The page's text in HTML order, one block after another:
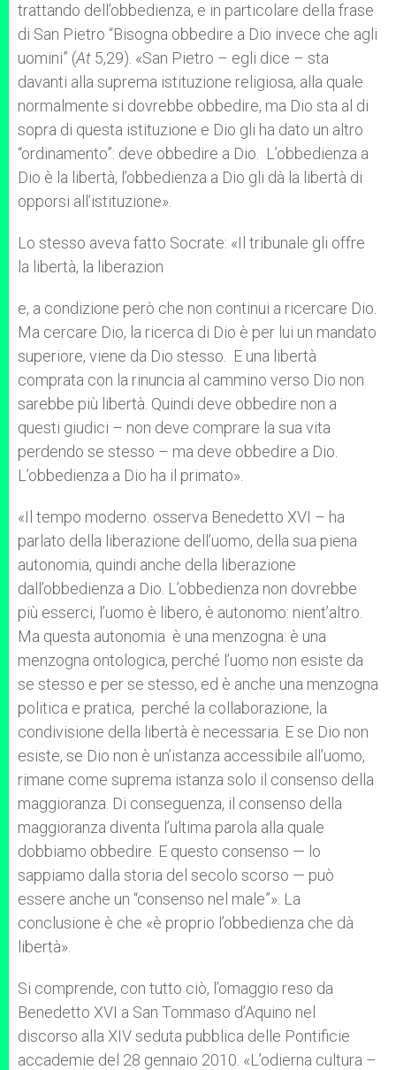
trattando dell’obbedienza, e in particolare della frase
di San Pietro “Bisogna obbedire a Dio invece che agli
uomini” (At 5,29). «San Pietro – egli dice – sta
davanti alla suprema istituzione religiosa, alla quale
normalmente si dovrebbe obbedire, ma Dio sta al di
sopra di questa istituzione e Dio gli ha dato un altro
“ordinamento”: deve obbedire a Dio. L’obbedienza a
Dio è la libertà, l’obbedienza a Dio gli dà la libertà di
opporsi all’istituzione».
Lo stesso aveva fatto Socrate: «Il tribunale gli offre
la libertà, la liberazion
e, a condizione però che non continui a ricercare Dio.
Ma cercare Dio, la ricerca di Dio è per lui un mandato
superiore, viene da Dio stesso. E una libertà
comprata con la rinuncia al cammino verso Dio non
sarebbe più libertà. Quindi deve obbedire non a
questi giudici – non deve comprare la sua vita
perdendo se stesso – ma deve obbedire a Dio.
L’obbedienza a Dio ha il primato».
«Il tempo moderno. osserva Benedetto XVI – ha
parlato della liberazione dell’uomo, della sua piena
autonomia, quindi anche della liberazione
dall’obbedienza a Dio. L’obbedienza non dovrebbe
più esserci, l’uomo è libero, è autonomo: nient’altro.
Ma questa autonomia è una menzogna: è una
menzogna ontologica, perché l’uomo non esiste da
se stesso e per se stesso, ed è anche una menzogna
politica e pratica, perché la collaborazione, la
condivisione della libertà è necessaria. E se Dio non
esiste, se Dio non è un’istanza accessibile all’uomo,
rimane come suprema istanza solo il consenso della
maggioranza. Di conseguenza, il consenso della
maggioranza diventa l’ultima parola alla quale
dobbiamo obbedire. E questo consenso — lo
sappiamo dalla storia del secolo scorso — può
essere anche un “consenso nel male”». La
conclusione è che «è proprio l’obbedienza che dà
libertà».
Si comprende, con tutto ciò, l’omaggio reso da
Benedetto XVI a San Tommaso d’Aquino nel
discorso alla XIV seduta pubblica delle Pontificie
accademie del 28 gennaio 2010. «L’odierna cultura –